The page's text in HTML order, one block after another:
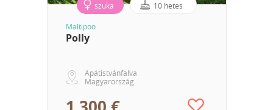
szuka 10 hetes
Maltipoo
Polly
Apátistvánfalva
Magyarország